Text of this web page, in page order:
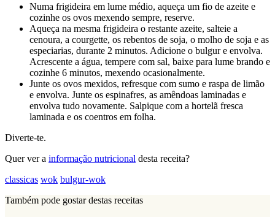
Numa frigideira em lume médio, aqueça um fio de azeite e
cozinhe os ovos mexendo sempre, reserve.
Aqueça na mesma frigideira o restante azeite, salteie a
cenoura, a courgette, os rebentos de soja, o molho de soja e as
especiarias, durante 2 minutos. Adicione o bulgur e envolva.
Acrescente a água, tempere com sal, baixe para lume brando e
cozinhe 6 minutos, mexendo ocasionalmente.
Junte os ovos mexidos, refresque com sumo e raspa de limão
e envolva. Junte os espinafres, as amêndoas laminadas e
envolva tudo novamente. Salpique com a hortelã fresca
laminada e os coentros em folha.
Diverte-te.
Quer ver a informação nutricional desta receita?
classicas wok bulgur-wok
Também pode gostar destas receitas